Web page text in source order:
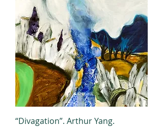
“Divagation”. Arthur Yang.